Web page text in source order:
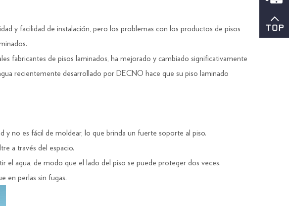
y facilidad de instalación, pero los problemas con los productos de pisos
fabricantes de pisos laminados, ha mejorado y cambiado significativamente
recientemente desarrollado por DECNO hace que su piso laminado
y no es fácil de moldear, lo que brinda un fuerte soporte al piso.
a través del espacio.
el agua, de modo que el lado del piso se puede proteger dos veces.
en perlas sin fugas.